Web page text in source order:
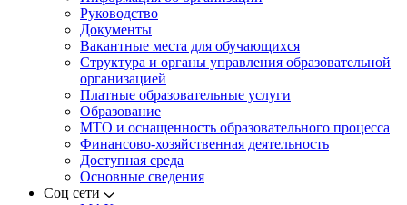
Руководство
Документы
Вакантные места для обучающихся
Структура и органы управления образовательной
организацией
Платные образовательные услуги
Образование
МТО и оснащенность образовательного процесса
Финансово-хозяйственная деятельность
Доступная среда
Основные сведения
Соц сети